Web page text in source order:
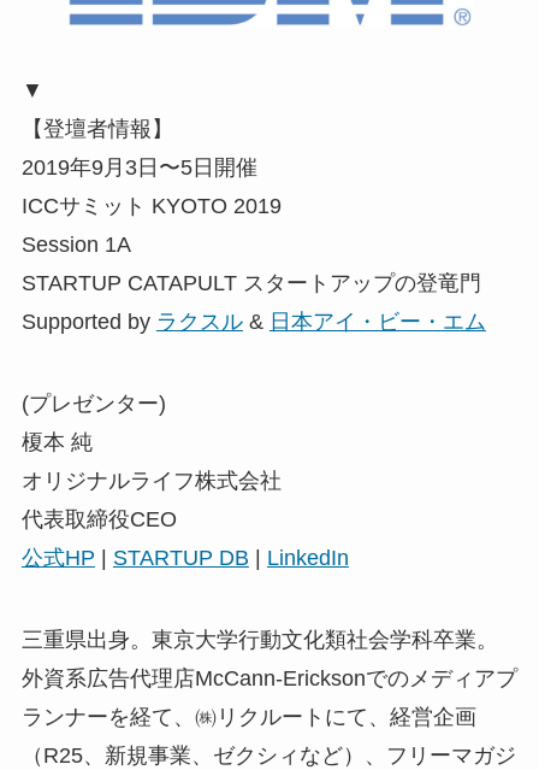
▼
【登壇者情報】
2019年9月3日〜5日開催
ICCサミット KYOTO 2019
Session 1A
STARTUP CATAPULT スタートアップの登竜門
Supported by ラクスル& 日本アイ・ビー・エム
(プレゼンター)
榎本 純
オリジナルライフ株式会社
代表取締役CEO
公式HP
STARTUP DB LinkedIn
三重県出身。東京大学行動文化類社会学科卒業。
外資系広告代理店McCann-Ericksonでのメディアプ
ランナーを経て、㈱リクルートにて、経営企画
（R25、新規事業、ゼクシィなど）、フリーマガジ